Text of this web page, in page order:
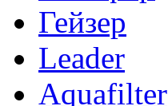
Гейзер
Leader
Aquafilter